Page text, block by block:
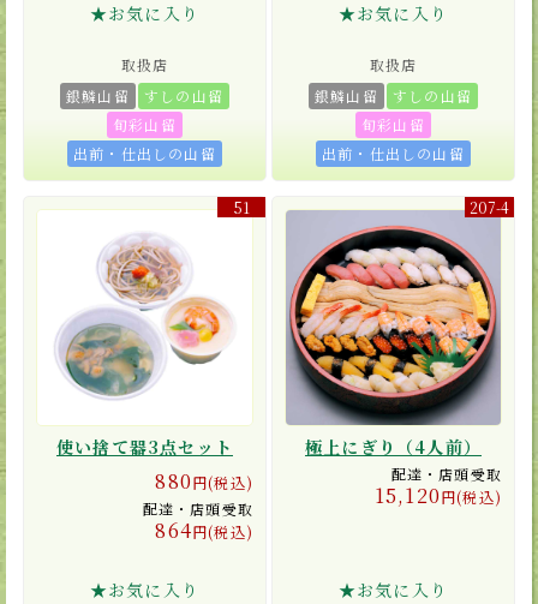
★お気に入り
取扱店
銀鱗山留
すしの山留
旬彩山留
出前・仕出しの山留
★お気に入り
取扱店
銀鱗山留
すしの山留
旬彩山留
出前・仕出しの山留
51
使い捨て器3点セット
880円(税込)
配達・店頭受取
864円(税込)
★お気に入り
207-4
極上にぎり（4人前）
配達・店頭受取
15,120円(税込)
★お気に入り